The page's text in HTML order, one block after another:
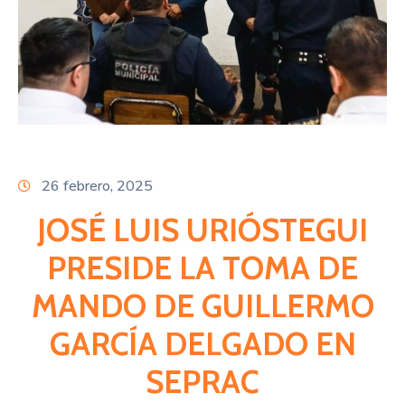
Transparencia
Directorio
26 febrero, 2025
JOSÉ LUIS URIÓSTEGUI
PRESIDE LA TOMA DE
MANDO DE GUILLERMO
GARCÍA DELGADO EN
SEPRAC